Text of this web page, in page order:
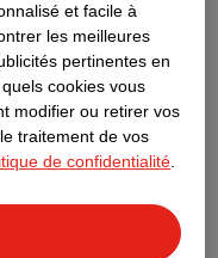
et facile à
les meilleures
pertinentes en
cookies vous
modifier ou retirer vos
traitement de vos
de confidentialité